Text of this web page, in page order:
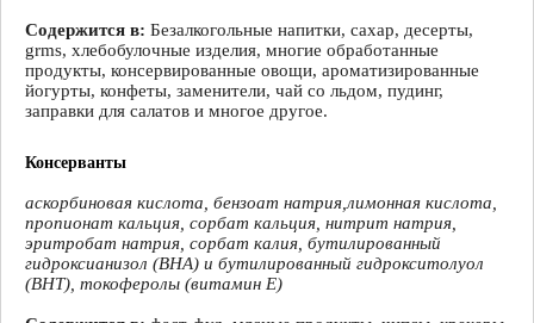
Содержится в: Безалкогольные напитки, сахар, десерты,
grms, хлебобулочные изделия, многие обработанные
продукты, консервированные овощи, ароматизированные
йогурты, конфеты, заменители, чай со льдом, пудинг,
заправки для салатов и многое другое.
Консерванты
аскорбиновая кислота, бензоат натрия,лимонная кислота,
пропионат кальция, сорбат кальция, нитрит натрия,
эритробат натрия, сорбат калия, бутилированный
гидроксианизол (BHA) и бутилированный гидрокситолуол
(BHT), токоферолы (витамин Е)